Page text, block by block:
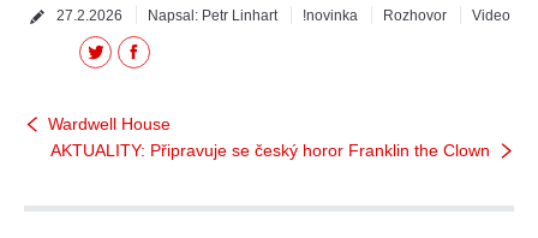
27.2.2026 Napsal: Petr Linhart !novinka Rozhovor Video
Facebook
Twitter
Wardwell House
AKTUALITY: Připravuje se český horor Franklin the Clown